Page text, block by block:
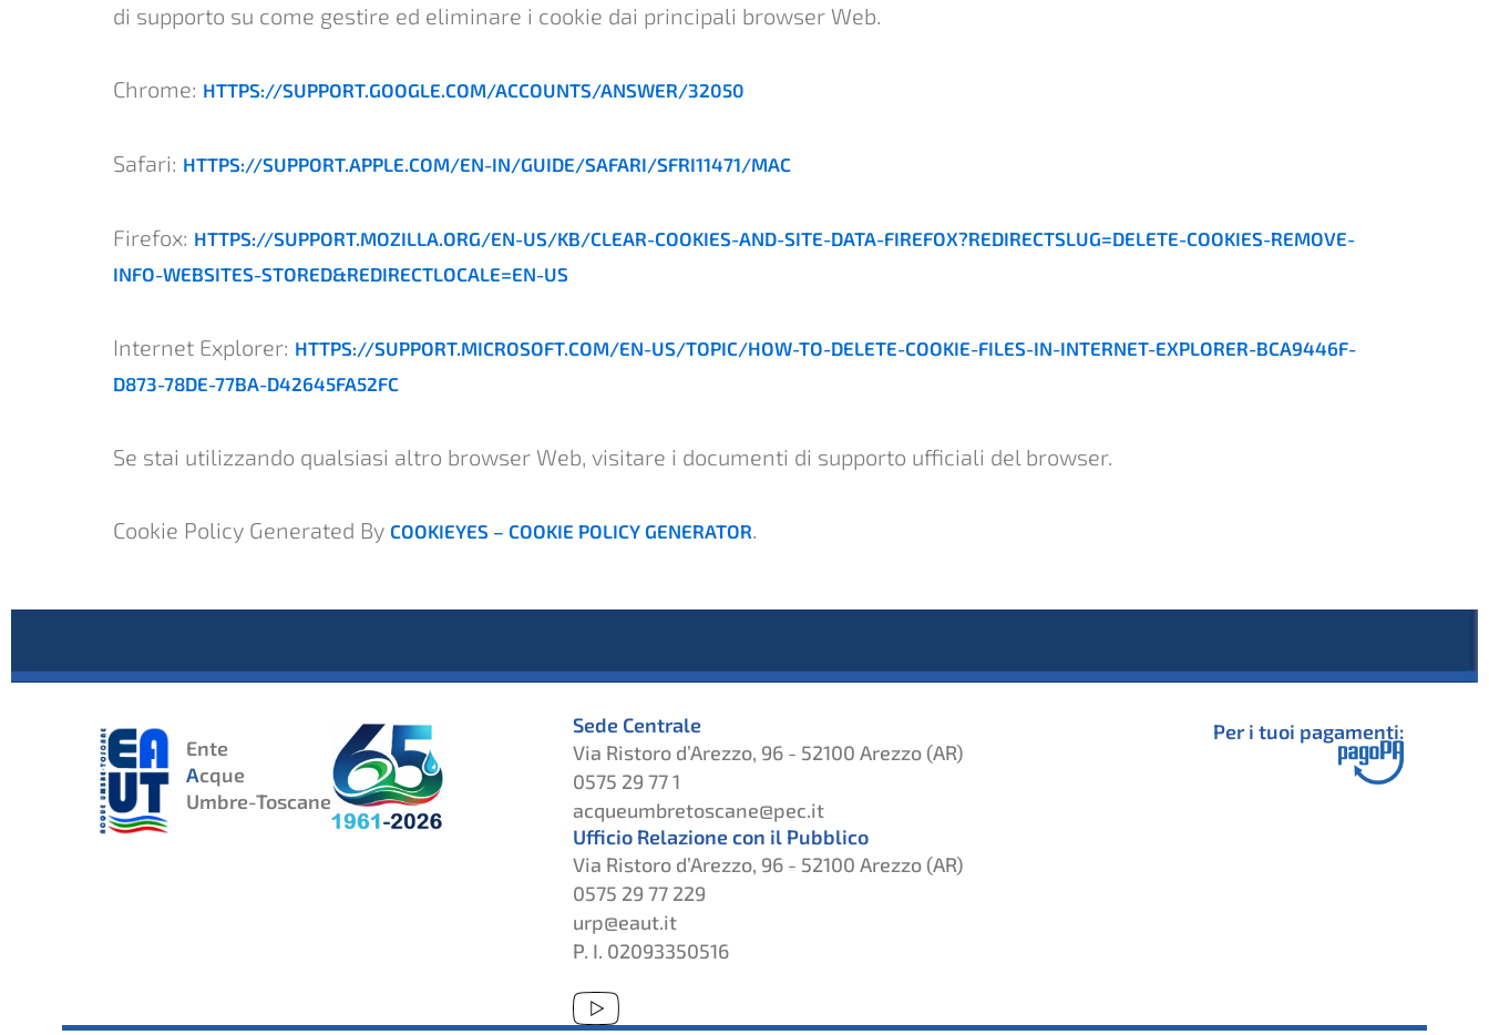
di supporto su come gestire ed eliminare i cookie dai principali browser Web.
Chrome: HTTPS://SUPPORT.GOOGLE.COM/ACCOUNTS/ANSWER/32050
Safari: HTTPS://SUPPORT.APPLE.COM/EN-IN/GUIDE/SAFARI/SFRI11471/MAC
Firefox: HTTPS://SUPPORT.MOZILLA.ORG/EN-US/KB/CLEAR-COOKIES-AND-SITE-DATA-FIREFOX?REDIRECTSLUG=DELETE-COOKIES-REMOVE-
INFO-WEBSITES-STORED&REDIRECTLOCALE=EN-US
Internet Explorer: HTTPS://SUPPORT.MICROSOFT.COM/EN-US/TOPIC/HOW-TO-DELETE-COOKIE-FILES-IN-INTERNET-EXPLORER-BCA9446F-
D873-78DE-77BA-D42645FA52FC
Se stai utilizzando qualsiasi altro browser Web, visitare i documenti di supporto ufficiali del browser.
Cookie Policy Generated By COOKIEYES – COOKIE POLICY GENERATOR.
Ente
Acque
Umbre-Toscane
Sede Centrale
Via Ristoro d’Arezzo, 96 - 52100 Arezzo (AR)
0575 29 77 1
acqueumbretoscane@pec.it
Ufficio Relazione con il Pubblico
Via Ristoro d’Arezzo, 96 - 52100 Arezzo (AR)
0575 29 77 229
urp@eaut.it
P. I. 02093350516
Per i tuoi pagamenti: